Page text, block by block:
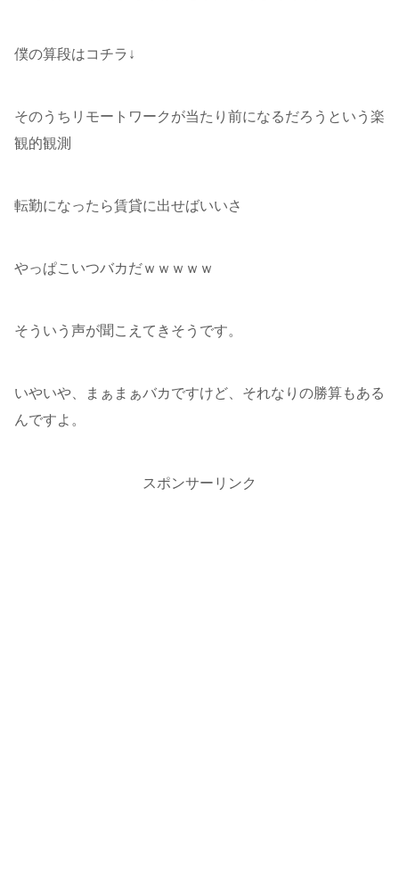
僕の算段はコチラ↓
そのうちリモートワークが当たり前になるだろうという楽
観的観測
転勤になったら賃貸に出せばいいさ
やっぱこいつバカだｗｗｗｗｗ
そういう声が聞こえてきそうです。
いやいや、まぁまぁバカですけど、それなりの勝算もある
んですよ。
スポンサーリンク